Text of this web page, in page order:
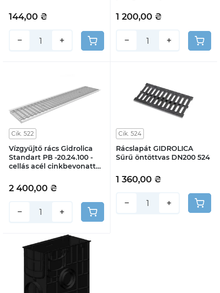
144,00 ₴
− +
osztályú
1 200,00 ₴
− +
Cik. 522
Vízgyűjtő rács Gidrolica
Standart РВ -20.24.100 -
cellás acél cinkbevonattal,
2 400,00 ₴
− +
Cik. 524
Rácslapát GIDROLICA
Sűrű öntöttvas DN200 524
1 360,00 ₴
− +